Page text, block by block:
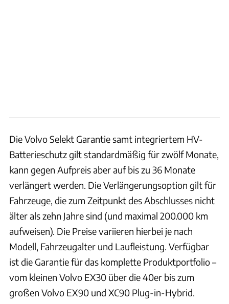
Die Volvo Selekt Garantie samt integriertem HV-
Batterieschutz gilt standardmäßig für zwölf Monate,
kann gegen Aufpreis aber auf bis zu 36 Monate
verlängert werden. Die Verlängerungsoption gilt für
Fahrzeuge, die zum Zeitpunkt des Abschlusses nicht
älter als zehn Jahre sind (und maximal 200.000 km
aufweisen). Die Preise variieren hierbei je nach
Modell, Fahrzeugalter und Laufleistung. Verfügbar
ist die Garantie für das komplette Produktportfolio –
vom kleinen Volvo EX30 über die 40er bis zum
großen Volvo EX90 und XC90 Plug-in-Hybrid.